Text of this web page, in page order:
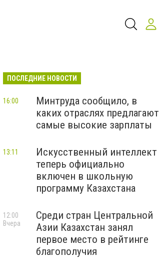
ПОСЛЕДНИЕ НОВОСТИ
Минтруда сообщило, в
каких отраслях предлагают
самые высокие зарплаты
16:00
Искусственный интеллект
теперь официально
включен в школьную
программу Казахстана
13:11
Среди стран Центральной
Азии Казахстан занял
первое место в рейтинге
благополучия
12:00
Вчера